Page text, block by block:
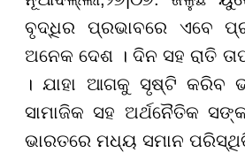
ବୃଦ୍ଧିର ପ୍ରଭାବରେ ଏବେ
ଅନେକ ଦେଶ । ଦିନ ସହ ରାତି
। ଯାହା ଆଗକୁ ସୃଷ୍ଟି କରିବ
ସାମାଜିକ ସହ ଅର୍ଥନୈତିକ
ଭାରତରେ ମଧ୍ୟ ସମାନ